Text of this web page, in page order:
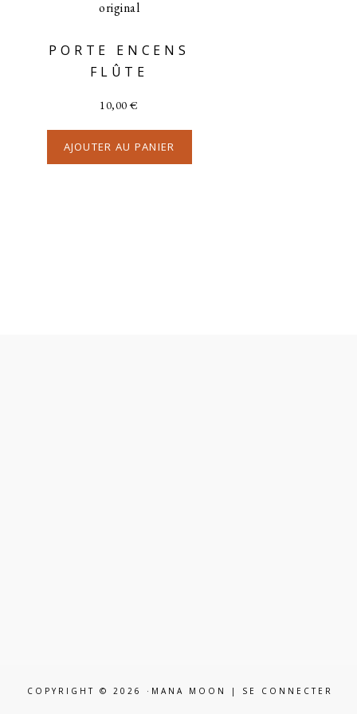
PORTE ENCENS
FLÛTE
10,00€
AJOUTER AU PANIER
COPYRIGHT © 2026 ·MANA MOON | SE CONNECTER